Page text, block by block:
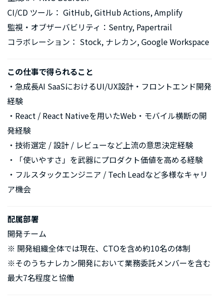
CI/CD ツール： GitHub, GitHub Actions, Amplify
監視・オブザーバビリティ：Sentry, Papertrail
コラボレーション： Stock, ナレカン, Google Workspace
この仕事で得られること
・急成長AI SaaSにおけるUI/UX設計・フロントエンド開発
経験
・React / React Nativeを用いたWeb・モバイル横断の開
発経験
・技術選定 / 設計 / レビューなど上流の意思決定経験
・「使いやすさ」を武器にプロダクト価値を高める経験
・フルスタックエンジニア / Tech Leadなど多様なキャリ
ア機会
配属部署
開発チーム
※ 開発組織全体では現在、CTOを含め約10名の体制
※そのうちナレカン開発において業務委託メンバーを含む
最大7名程度と協働